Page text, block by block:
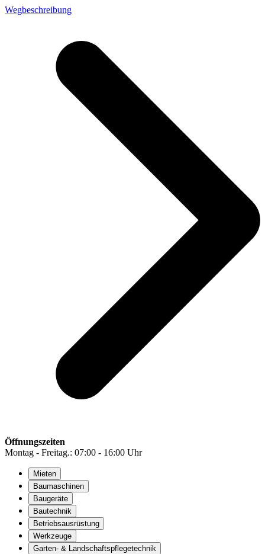
Wegbeschreibung
Öffnungszeiten
Montag - Freitag.: 07:00 - 16:00 Uhr
Mieten
Baumaschinen
Baugeräte
Bautechnik
Betriebsausrüstung
Werkzeuge
Garten- & Landschaftspflegetechnik